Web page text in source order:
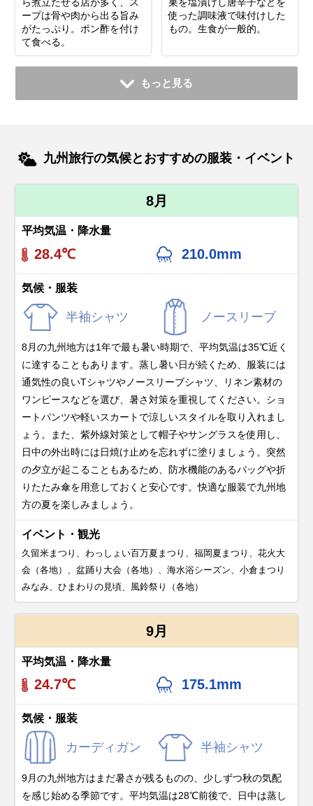
ープは骨や肉から出る旨み
がたっぷり。ポン酢を付け
て食べる。
使った調味液で味付けした
もの。生食が一般的。
もっと見る
九州旅行の気候とおすすめの服装・イベント
8月
平均気温・降水量
28.4℃ 210.0mm
気候・服装
半袖シャツ ノースリーブ
8月の九州地方は1年で最も暑い時期で、平均気温は35℃近く
に達することもあります。蒸し暑い日が続くため、服装には
通気性の良いTシャツやノースリーブシャツ、リネン素材の
ワンピースなどを選び、暑さ対策を重視してください。ショ
ートパンツや軽いスカートで涼しいスタイルを取り入れまし
ょう。また、紫外線対策として帽子やサングラスを使用し、
日中の外出時には日焼け止めを忘れずに塗りましょう。突然
の夕立が起こることもあるため、防水機能のあるバッグや折
りたたみ傘を用意しておくと安心です。快適な服装で九州地
方の夏を楽しみましょう。
イベント・観光
久留米まつり、わっしょい百万夏まつり、福岡夏まつり、花火大
会（各地）、盆踊り大会（各地）、海水浴シーズン、小倉まつり
みなみ、ひまわりの見頃、風鈴祭り（各地）
9月
平均気温・降水量
24.7℃ 175.1mm
気候・服装
カーディガン 半袖シャツ
9月の九州地方はまだ暑さが残るものの、少しずつ秋の気配
を感じ始める季節です。平均気温は28℃前後で、日中は蒸し